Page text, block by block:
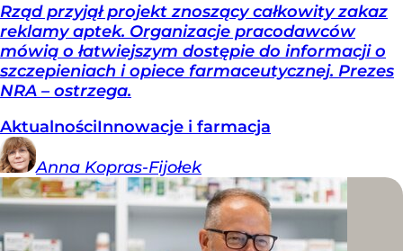
Rząd przyjął projekt znoszący całkowity zakaz
reklamy aptek. Organizacje pracodawców
mówią o łatwiejszym dostępie do informacji o
szczepieniach i opiece farmaceutycznej. Prezes
NRA – ostrzega.
AktualnościInnowacje i farmacja
Anna Kopras-Fijołek